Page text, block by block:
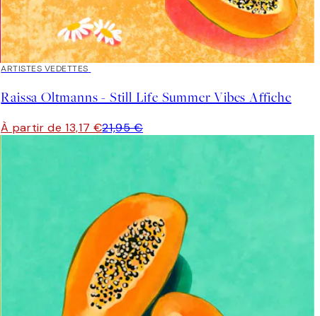
40%*
ARTISTES VEDETTES
Raissa Oltmanns - Still Life Summer Vibes Affiche
À partir de 13,17 €21,95 €